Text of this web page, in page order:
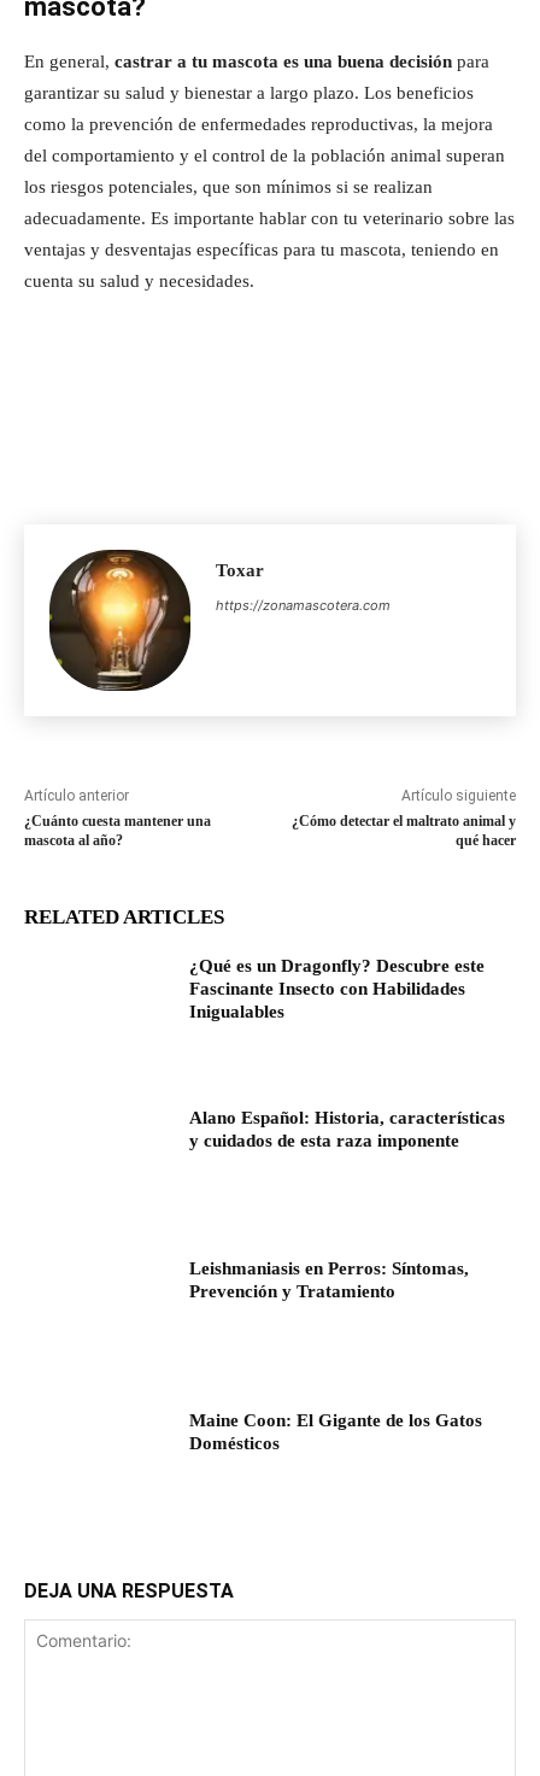
mascota?
En general, castrar a tu mascota es una buena decisión para
garantizar su salud y bienestar a largo plazo. Los beneficios
como la prevención de enfermedades reproductivas, la mejora
del comportamiento y el control de la población animal superan
los riesgos potenciales, que son mínimos si se realizan
adecuadamente. Es importante hablar con tu veterinario sobre las
ventajas y desventajas específicas para tu mascota, teniendo en
cuenta su salud y necesidades.
Toxar
https://zonamascotera.com
Artículo anterior
¿Cuánto cuesta mantener una
mascota al año?
Artículo siguiente
¿Cómo detectar el maltrato animal y
qué hacer
RELATED ARTICLES
¿Qué es un Dragonfly? Descubre este
Fascinante Insecto con Habilidades
Inigualables
Alano Español: Historia, características
y cuidados de esta raza imponente
Leishmaniasis en Perros: Síntomas,
Prevención y Tratamiento
Maine Coon: El Gigante de los Gatos
Domésticos
DEJA UNA RESPUESTA